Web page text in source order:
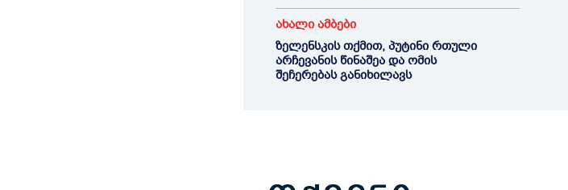
ახალი ამბები
ზელენსკის თქმით, პუტინი რთული
არჩევანის წინაშეა და ომის
შეჩერებას განიხილავს